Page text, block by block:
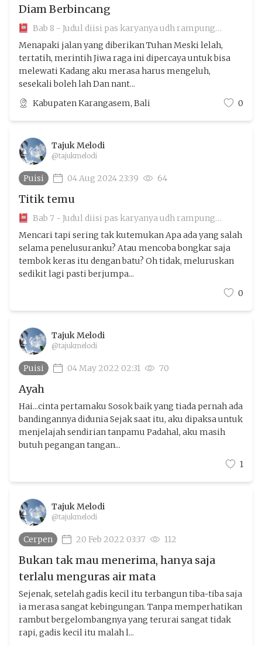
Diam Berbincang
Bab 8 - Judul diisi pas karyanya udh rampung
aamiin
Menapaki jalan yang diberikan Tuhan Meski lelah,
tertatih, merintih Jiwa raga ini dipercaya untuk bisa
melewati Kadang aku merasa harus mengeluh,
sesekali boleh lah Dan nant...
Kabupaten Karangasem, Bali
0
Tajuk Melodi
@tajukmelodi
Puisi 04 Aug 2024 23:39 64
Titik temu
Bab 7 - Judul diisi pas karyanya udh rampung
aamiin
Mencari tapi sering tak kutemukan Apa ada yang salah
selama penelusuranku? Atau mencoba bongkar saja
tembok keras itu dengan batu? Oh tidak, meluruskan
sedikit lagi pasti berjumpa...
0
Tajuk Melodi
@tajukmelodi
Puisi 04 May 2022 02:31 70
Ayah
Hai...cinta pertamaku Sosok baik yang tiada pernah ada
bandingannya didunia Sejak saat itu, aku dipaksa untuk
menjelajah sendirian tanpamu Padahal, aku masih
butuh pegangan tangan...
1
Tajuk Melodi
@tajukmelodi
Cerpen 20 Feb 2022 03:37 112
Bukan tak mau menerima, hanya saja
terlalu menguras air mata
Sejenak, setelah gadis kecil itu terbangun tiba-tiba saja
ia merasa sangat kebingungan. Tanpa memperhatikan
rambut bergelombangnya yang terurai sangat tidak
rapi, gadis kecil itu malah l...